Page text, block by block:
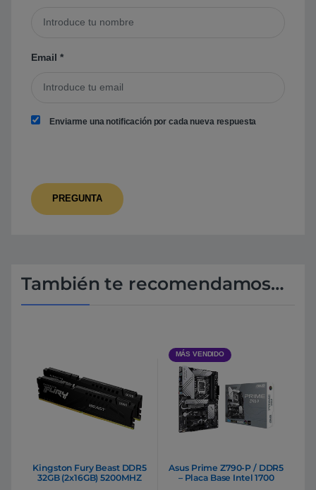
Email *
Enviarme una notificación por cada nueva respuesta
También te recomendamos…
Kingston Fury Beast DDR5
32GB (2x16GB) 5200MHZ
MÁS VENDIDO
Asus Prime Z790-P / DDR5
– Placa Base Intel 1700